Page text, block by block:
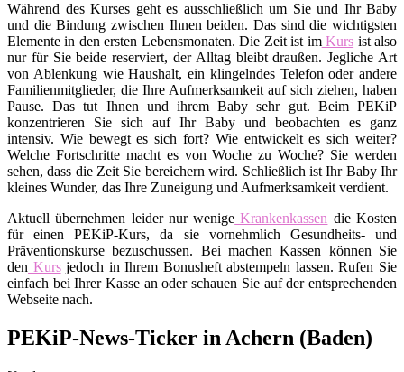
Während des Kurses geht es ausschließlich um Sie und Ihr Baby
und die Bindung zwischen Ihnen beiden. Das sind die wichtigsten
Elemente in den ersten Lebensmonaten. Die Zeit ist imKurs ist also
nur für Sie beide reserviert, der Alltag bleibt draußen. Jegliche Art
von Ablenkung wie Haushalt, ein klingelndes Telefon oder andere
Familienmitglieder, die Ihre Aufmerksamkeit auf sich ziehen, haben
Pause. Das tut Ihnen und ihrem Baby sehr gut. Beim PEKiP
konzentrieren Sie sich auf Ihr Baby und beobachten es ganz
intensiv. Wie bewegt es sich fort? Wie entwickelt es sich weiter?
Welche Fortschritte macht es von Woche zu Woche? Sie werden
sehen, dass die Zeit Sie bereichern wird. Schließlich ist Ihr Baby Ihr
kleines Wunder, das Ihre Zuneigung und Aufmerksamkeit verdient.
Aktuell übernehmen leider nur wenige Krankenkassen die Kosten
für einen PEKiP-Kurs, da sie vornehmlich Gesundheits- und
Präventionskurse bezuschussen. Bei machen Kassen können Sie
den Kursjedoch in Ihrem Bonusheft abstempeln lassen. Rufen Sie
einfach bei Ihrer Kasse an oder schauen Sie auf der entsprechenden
Webseite nach.
PEKiP-News-Ticker in Achern (Baden)